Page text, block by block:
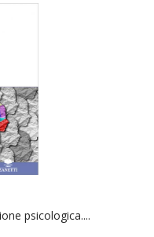
psicologica....